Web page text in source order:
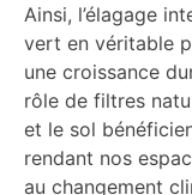
Ainsi, l’élagage
vert en véritable
une croissance
rôle de filtres
et le sol
rendant nos
au changement